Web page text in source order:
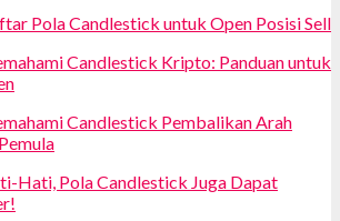
Pola Candlestick untuk Open Posisi Sell
Candlestick Kripto: Panduan untuk
Candlestick Pembalikan Arah
Hati, Pola Candlestick Juga Dapat